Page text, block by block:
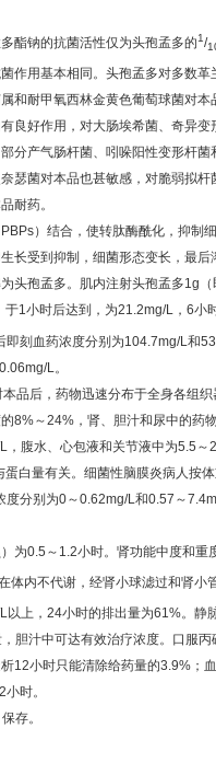
酯钠的抗菌活性仅为头孢孟多的1/
作用基本相同。头孢孟多对多数革
和耐甲氧西林金黄色葡萄球菌对本
良好作用，对大肠埃希菌、奇异变
分产气肠杆菌、吲哚阳性变形杆菌
瑟菌对本品也甚敏感，对脆弱拟杆
耐药。
PBPs）结合，使转肽酶酰化，抑制
长受到抑制，细菌形态变长，最后
头孢孟多。肌内注射头孢孟多1g
于1小时后达到，为21.2mg/L ， 6小
即刻血药浓度分别为104.7mg/L 和
0.06mg/L 。
本品后，药物迅速分布于全身各组织
8%～24% ，肾、胆汁和尿中的药
，腹水、心包液和关节液中为5.5 ～
白量有关。细菌性脑膜炎病人按
度分别为0～0.62mg/L 和0.57 ～
）为0.5 ～ 1.2小时。肾功能中度和重
体内不代谢，经肾小球滤过和肾小
以上， 24小时的排出量为61%。静
胆汁中可达有效治疗浓度。口服丙
12小时只能清除给药量的3.9% ；
小时。
存。